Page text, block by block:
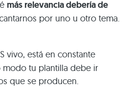
más relevancia debería de
por uno u otro tema.
vivo, está en constante
tu plantilla debe ir
que se producen.